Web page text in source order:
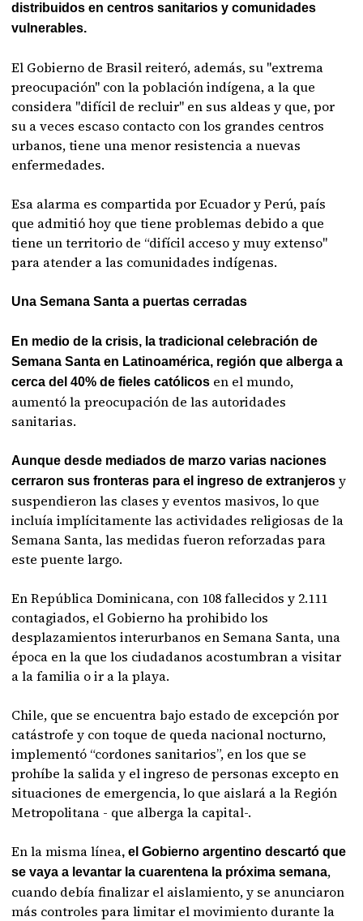
distribuidos en centros sanitarios y comunidades
vulnerables.
El Gobierno de Brasil reiteró, además, su "extrema
preocupación" con la población indígena, a la que
considera "difícil de recluir" en sus aldeas y que, por
su a veces escaso contacto con los grandes centros
urbanos, tiene una menor resistencia a nuevas
enfermedades.
Esa alarma es compartida por Ecuador y Perú, país
que admitió hoy que tiene problemas debido a que
tiene un territorio de “difícil acceso y muy extenso"
para atender a las comunidades indígenas.
Una Semana Santa a puertas cerradas
En medio de la crisis, la tradicional celebración de
Semana Santa en Latinoamérica, región que alberga a
cerca del 40% de fieles católicos en el mundo,
aumentó la preocupación de las autoridades
sanitarias.
Aunque desde mediados de marzo varias naciones
cerraron sus fronteras para el ingreso de extranjerosy
suspendieron las clases y eventos masivos, lo que
incluía implícitamente las actividades religiosas de la
Semana Santa, las medidas fueron reforzadas para
este puente largo.
En República Dominicana, con 108 fallecidos y 2.111
contagiados, el Gobierno ha prohibido los
desplazamientos interurbanos en Semana Santa, una
época en la que los ciudadanos acostumbran a visitar
a la familia o ir a la playa.
Chile, que se encuentra bajo estado de excepción por
catástrofe y con toque de queda nacional nocturno,
implementó “cordones sanitarios”, en los que se
prohíbe la salida y el ingreso de personas excepto en
situaciones de emergencia, lo que aislará a la Región
Metropolitana - que alberga la capital-.
En la misma línea, el Gobierno argentino descartó que
se vaya a levantar la cuarentena la próxima semana,
cuando debía finalizar el aislamiento, y se anunciaron
más controles para limitar el movimiento durante la